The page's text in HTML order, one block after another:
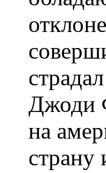
Джоди
на
страну